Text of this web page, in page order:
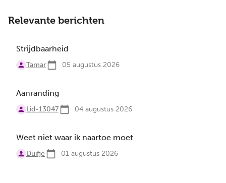
Relevante berichten
Strijdbaarheid
Tamar 05 augustus 2026
Aanranding
Lid-13047 04 augustus 2026
Weet niet waar ik naartoe moet
Duifje 01 augustus 2026